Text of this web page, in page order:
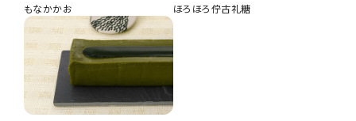
もなかかお ほろほろ佇古礼糖